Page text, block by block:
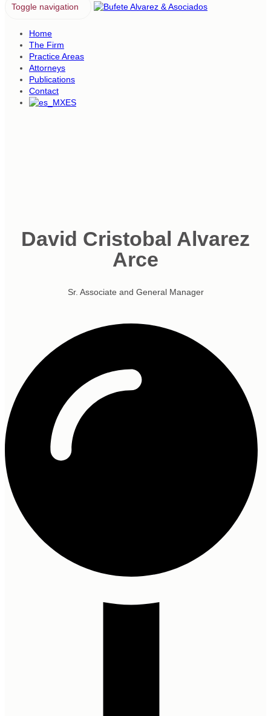
Toggle navigation
Home
The Firm
Practice Areas
Attorneys
Publications
Contact
ES
David Cristobal Alvarez
Arce
Sr. Associate and General Manager